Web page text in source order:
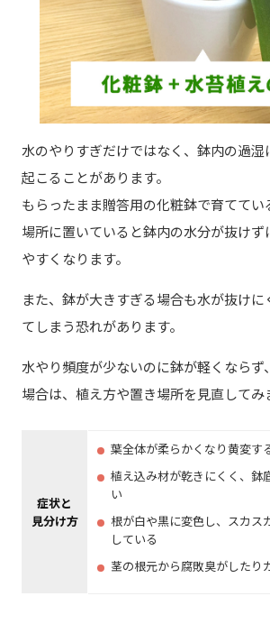
水のやりすぎだけではなく、鉢内の過湿
起こることがあります。
もらったまま贈答用の化粧鉢で育ててい
場所に置いていると鉢内の水分が抜けず
やすくなります。
また、鉢が大きすぎる場合も水が抜けに
てしまう恐れがあります。
水やり頻度が少ないのに鉢が軽くならず
場合は、植え方や置き場所を見直してみ
症状と
見分け方
葉全体が柔らかくなり黄変す
植え込み材が乾きにくく、鉢
い
根が白や黒に変色し、スカス
している
茎の根元から腐敗臭がしたり